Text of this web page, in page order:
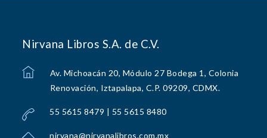
Nirvana Libros S.A. de C.V.
Av. Michoacán 20, Módulo 27 Bodega 1, Colonia
Renovación, Iztapalapa, C.P. 09209, CDMX.
55 5615 8479 | 55 5615 8480
nirvana@nirvanalibros.com.mx